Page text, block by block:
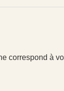
correspond à